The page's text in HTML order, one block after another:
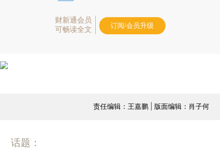
财新通会员
可畅读全文
订阅/会员升级
责任编辑：王嘉鹏 | 版面编辑：肖子何
话题：